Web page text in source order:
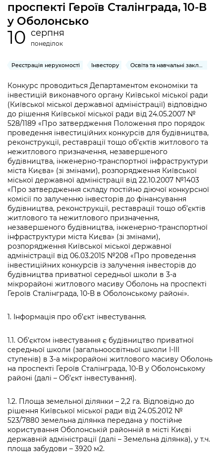
Рішення та розпорядження
Проєкти розпоряджень, що
перебувають на погодженні КМВА
Графік роботи та прийому громадян
Вакансії
Статистика
Звернення громадян
Регуляторна діяльність
Промисловість і наука Києва
Підприємства, установи, організації
Kyiv International Relations
Річні звіти
Гендерна політика
Освіта та навчальні заклади
Дороги, транспорт та парковки
Навколишнє середовище міста
Містобудування та земельні ділянки
Культура, спорт, дозвілля
Бізнес та ліцензування
Фінанси та бюджет
Безпека та правопорядок
Ритуальні послуги
Іноземцям / For foreigners
Пам'ятки культурної спадщини
Портал Захисників та Захисниць
Безбар'єрність
Портал послуг
Міський застосунок Київ Цифровий
Важливе під час воєнного стану
Громадська експертиза
Громадський бюджет
Петиції
Відкритий бюджет
Контактний центр
Допомога учасникам АТО
Рада з питань внутрішньо переміщених
осіб при Київській міській військовій
адміністрації
«Ініціатива «Партнерство «Відкритий
Уряд» – місцевий рівень»
Важливе під час воєнного стану
Інформація з обмеженим доступом
Подати запит онлайн
Проекти нормативно-правових та
Нормативна база
Питання і відповіді про публічну
інформацію
Порядок оскарження рішень, дій чи
бездіяльності розпорядників інформації
Звіти про опрацювання запитів на
публічну інформацію
Інформація для споживачів
Про відкриті дані
Портал даних Києва
Публічні дашборди
Медіагалерея
Підписатися на новини та анонси від
КМДА / Subscribe to announcements
Accreditation process
Подати журналістський запит /
Submitting a media request
Зйомки в лікарнях в умовах воєнного
стану / Rules for media coverage of
hospitals at work under martial law
Контакти для медіа / Contacts for mass
media
Портал Послуг
проспекті Героїв Сталінграда, 10-В
у Оболонсько
10 серпня
понеділок
Реєстрація нерухомості Інвестору Освіта та навчальні заклади
Конкурс проводиться Департаментом економіки та
інвестицій виконавчого органу Київської міської ради
(Київської міської державної адміністрації) відповідно
до рішення Київської міської ради від 24.05.2007 №
528/1189 «Про затвердження Положення про порядок
проведення інвестиційних конкурсів для будівництва,
реконструкції, реставрації тощо об’єктів житлового та
нежитлового призначення, незавершеного
будівництва, інженерно-транспортної інфраструктури
міста Києва» (зі змінами), розпорядження Київської
міської державної адміністрації від 22.10.2007 №1403
«Про затвердження складу постійно діючої конкурсної
комісії по залученню інвесторів до фінансування
будівництва, реконструкції, реставрації тощо об’єктів
житлового та нежитлового призначення,
незавершеного будівництва, інженерно-транспортної
інфраструктури міста Києва» (зі змінами),
розпорядження Київської міської державної
адміністрації від 06.03.2015 №208 «Про проведення
інвестиційних конкурсів із залучення інвесторів до
будівництва приватної середньої школи в 3-а
мікрорайоні житлового масиву Оболонь на проспекті
Героїв Сталінграда, 10-В в Оболонському районі».
1. Інформація про об’єкт інвестування.
1.1. Об’єктом інвестування є будівництво приватної
середньої школи (загальноосвітньої школи І-ІІІ
ступенів) в 3-а мікрорайоні житлового масиву Оболонь
на проспекті Героїв Сталінграда, 10-В у Оболонському
районі (далі – Об’єкт інвестування).
1.2. Площа земельної ділянки – 2,2 га. Відповідно до
рішення Київської міської ради від 24.05.2012 №
523/7880 земельна ділянка передана у постійне
користування Оболонській районній в місті Києві
державній адміністрації (далі – Земельна ділянка), у т.ч.
площа забудови – 3920 м2.